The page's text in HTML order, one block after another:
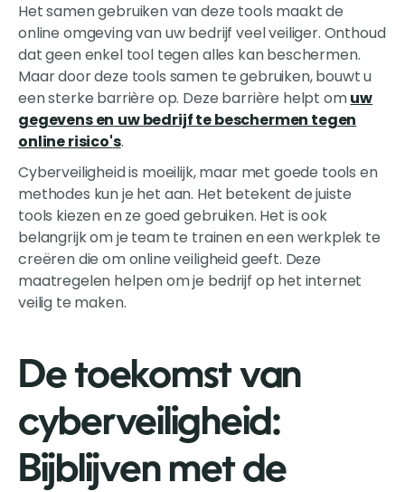
Het samen gebruiken van deze tools maakt de
online omgeving van uw bedrijf veel veiliger. Onthoud
dat geen enkel tool tegen alles kan beschermen.
Maar door deze tools samen te gebruiken, bouwt u
een sterke barrière op. Deze barrière helpt omuw
gegevens en uw bedrijf te beschermen tegen
online risico's.
Cyberveiligheid is moeilijk, maar met goede tools en
methodes kun je het aan. Het betekent de juiste
tools kiezen en ze goed gebruiken. Het is ook
belangrijk om je team te trainen en een werkplek te
creëren die om online veiligheid geeft. Deze
maatregelen helpen om je bedrijf op het internet
veilig te maken.
De toekomst van
cyberveiligheid:
Bijblijven met de